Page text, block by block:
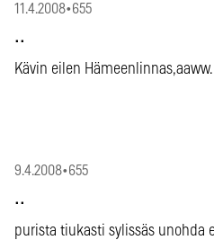
11.4.2008•655
..
Kävin eilen
9.4.2008•655
..
purista tiukasti sylissäs unohda